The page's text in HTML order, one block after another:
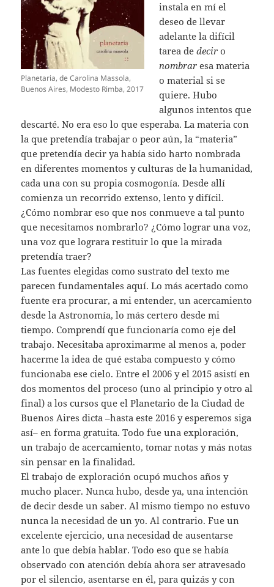
Planetaria, de Carolina Massola,
Buenos Aires, Modesto Rimba, 2017
instala en mí el
deseo de llevar
adelante la difícil
tarea dedecir o
nombrar esa materia
o material si se
quiere. Hubo
algunos intentos que
descarté. No era eso lo que esperaba. La materia con
la que pretendía trabajar o peor aún, la “materia”
que pretendía decir ya había sido harto nombrada
en diferentes momentos y culturas de la humanidad,
cada una con su propia cosmogonía. Desde allí
comienza un recorrido extenso, lento y difícil.
¿Cómo nombrar eso que nos conmueve a tal punto
que necesitamos nombrarlo? ¿Cómo lograr una voz,
una voz que lograra restituir lo que la mirada
pretendía traer?
Las fuentes elegidas como sustrato del texto me
parecen fundamentales aquí. Lo más acertado como
fuente era procurar, a mi entender, un acercamiento
desde la Astronomía, lo más certero desde mi
tiempo. Comprendí que funcionaría como eje del
trabajo. Necesitaba aproximarme al menos a, poder
hacerme la idea de qué estaba compuesto y cómo
funcionaba ese cielo. Entre el 2006 y el 2015 asistí en
dos momentos del proceso (uno al principio y otro al
final) a los cursos que el Planetario de la Ciudad de
Buenos Aires dicta –hasta este 2016 y esperemos siga
así– en forma gratuita. Todo fue una exploración,
un trabajo de acercamiento, tomar notas y más notas
sin pensar en la finalidad.
El trabajo de exploración ocupó muchos años y
mucho placer. Nunca hubo, desde ya, una intención
de decir desde un saber. Al mismo tiempo no estuvo
nunca la necesidad de un yo. Al contrario. Fue un
excelente ejercicio, una necesidad de ausentarse
ante lo que debía hablar. Todo eso que se había
observado con atención debía ahora ser atravesado
por el silencio, asentarse en él, para quizás y con